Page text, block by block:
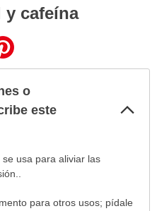
cafeína
o
este
usa para aliviar las
para otros usos; pídale